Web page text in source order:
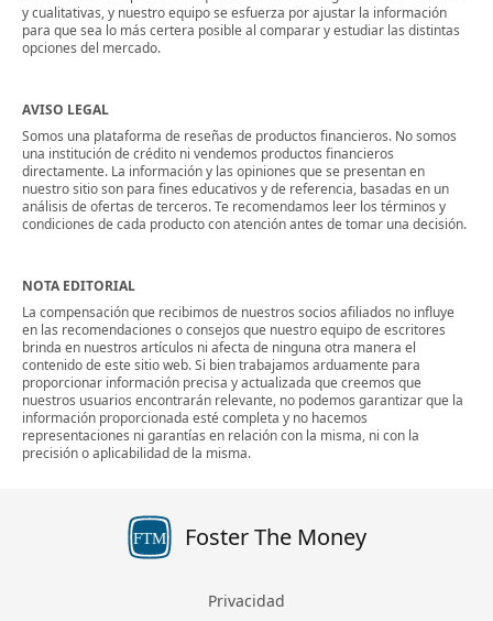
y cualitativas, y nuestro equipo se esfuerza por ajustar la información
para que sea lo más certera posible al comparar y estudiar las distintas
opciones del mercado.
AVISO LEGAL
Somos una plataforma de reseñas de productos financieros. No somos
una institución de crédito ni vendemos productos financieros
directamente. La información y las opiniones que se presentan en
nuestro sitio son para fines educativos y de referencia, basadas en un
análisis de ofertas de terceros. Te recomendamos leer los términos y
condiciones de cada producto con atención antes de tomar una decisión.
NOTA EDITORIAL
La compensación que recibimos de nuestros socios afiliados no influye
en las recomendaciones o consejos que nuestro equipo de escritores
brinda en nuestros artículos ni afecta de ninguna otra manera el
contenido de este sitio web. Si bien trabajamos arduamente para
proporcionar información precisa y actualizada que creemos que
nuestros usuarios encontrarán relevante, no podemos garantizar que la
información proporcionada esté completa y no hacemos
representaciones ni garantías en relación con la misma, ni con la
precisión o aplicabilidad de la misma.
FTM Foster The Money
Privacidad